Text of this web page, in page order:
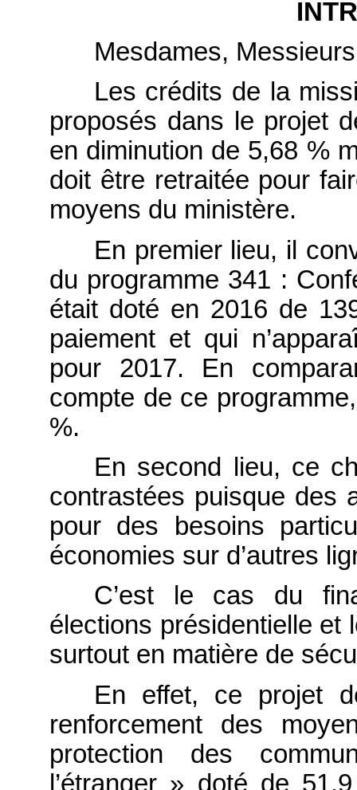
Mesdames,
Les crédits de la
proposés dans le projet
en diminution de 5,68 %
doit être retraitée pour
moyens du ministère.
En premier lieu, il
du programme 341 :
était doté en 2016 de
paiement et qui
pour 2017. En
compte de ce
%.
En second lieu, ce
contrastées puisque des
pour des besoins
économies sur d’autres
C’est le cas du
élections présidentielle et
surtout en matière de
En effet, ce projet
renforcement des
protection des
l’étranger » doté de